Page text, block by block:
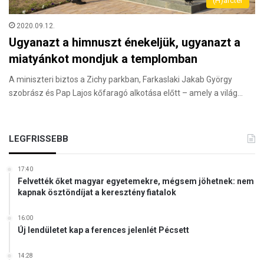
2020.09.12.
Ugyanazt a himnuszt énekeljük, ugyanazt a
miatyánkot mondjuk a templomban
A miniszteri biztos a Zichy parkban, Farkaslaki Jakab György
szobrász és Pap Lajos kőfaragó alkotása előtt – amely a világ…
LEGFRISSEBB
17:40
Felvették őket magyar egyetemekre, mégsem jöhetnek: nem
kapnak ösztöndíjat a keresztény fiatalok
16:00
Új lendületet kap a ferences jelenlét Pécsett
14:28